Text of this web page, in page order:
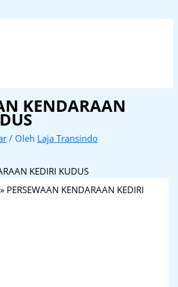
KENDARAAN
/ Oleh Laja Transindo
KEDIRI KUDUS
» PERSEWAAN KENDARAAN KEDIRI